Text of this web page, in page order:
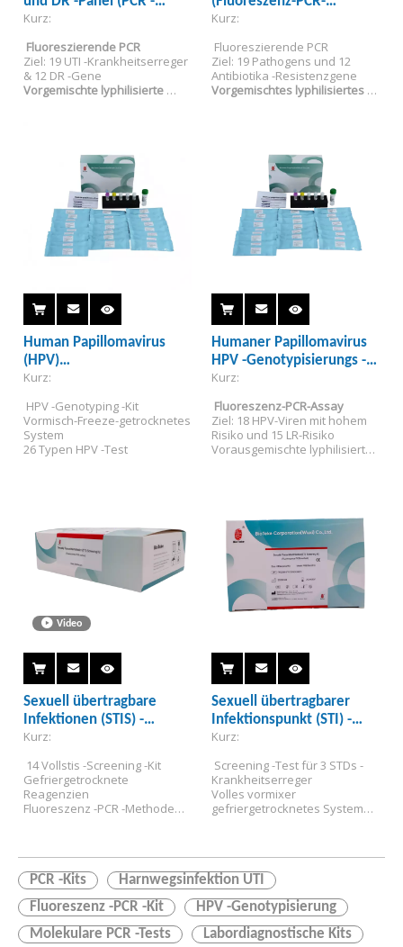
Methode Fluoreszenz)
Kurz:
Fluoreszierende PCR
Ziel: 19 UTI -Krankheitserreger
& 12 DR -Gene
Vorgemischte lyphilisierte
Methode) PR2028-wp01
Kurz:
Fluoreszierende PCR
Ziel: 19 Pathogens und 12
Antibiotika -Resistenzgene
Vorgemischtes lyphilisiertes
Human Papillomavirus
(HPV)
Genotypisierungsdetektionskit
(Fluoreszenz-PCR-
Methode)
Kurz:
HPV -Genotyping -Kit
Vormisch-Freeze-getrocknetes
System
26 Typen HPV -Test
Humaner Papillomavirus
HPV -Genotypisierungs -
Nachweiskit (Fluoreszenz
Kurz:
Fluoreszenz-PCR-Assay
Ziel: 18 HPV-Viren mit hohem
Risiko und 15 LR-Risiko
Vorausgemischte lyphilisierte
Video
Sexuell übertragbare
Infektionen (STIS) -
Screening-Kit PR2026-
Methode)
Kurz:
14 Vollstis -Screening -Kit
Gefriergetrocknete
Reagenzien
Fluoreszenz -PCR -Methode
Sexuell übertragbarer
Infektionspunkt (STI) -
Screening-Kit PR2026-
Methode)
Kurz:
Screening -Test für 3 STDs -
Krankheitserreger
Volles vormixer
gefriergetrocknetes System
PCR -Kits
Harnwegsinfektion UTI
Fluoreszenz -PCR -Kit
HPV -Genotypisierung
Molekulare PCR -Tests
Labordiagnostische Kits